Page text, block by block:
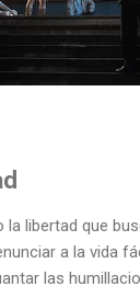
libertad que
a la vida
las